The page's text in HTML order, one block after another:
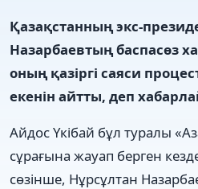
Қазақстанның экс-
Назарбаевтың баспасөз
оның қазіргі саяси
екенін айтты, деп
Айдос Үкібай бұл туралы
сұрағына жауап берген
сөзінше, Нұрсұлтан